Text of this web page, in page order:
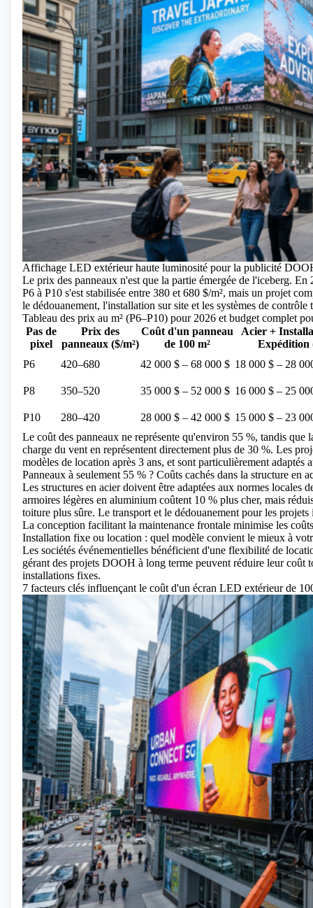
Affichage LED extérieur haute luminosité pour la publicité
Le prix des panneaux n'est que la partie émergée de l'iceberg.
P6 à P10 s'est stabilisée entre 380 et 680 $/m², mais un projet
le dédouanement, l'installation sur site et les systèmes de contrôle
Tableau des prix au m² (P6–P10) pour 2026 et budget complet
Pas de
pixel
Prix ​​des
panneaux ($/m²)
Coût d'un panneau
de 100 m²
Acier +
Expédition
P6
420–680 42 000 $ – 68 000 $ 18 000 $ – 28
P8 350–520 35 000 $ – 52 000 $ 16 000 $ – 25
P10 280–420 28 000 $ – 42 000 $ 15 000 $ – 23
Le coût des panneaux ne représente qu'environ 55 %, tandis que
charge du vent en représentent directement plus de 30 %. Les
modèles de location après 3 ans, et sont particulièrement
Panneaux à seulement 55 % ? Coûts cachés dans la structure en
Les structures en acier doivent être adaptées aux normes locales
armoires légères en aluminium coûtent 10 % plus cher, mais
toiture plus sûre. Le transport et le dédouanement pour les
La conception facilitant la maintenance frontale minimise les
Installation fixe ou location : quel modèle convient le mieux à
Les sociétés événementielles bénéficient d'une flexibilité de
gérant des projets DOOH à long terme peuvent réduire leur coût
installations fixes.
7 facteurs clés influençant le coût d'un écran LED extérieur de